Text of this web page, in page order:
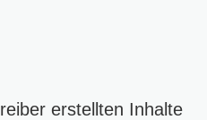
erstellten Inhalte